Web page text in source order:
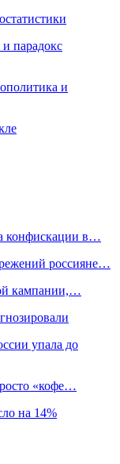
парадокс
и
конфискации в…
россияне…
кампании,…
упала до
«кофе…
на 14%